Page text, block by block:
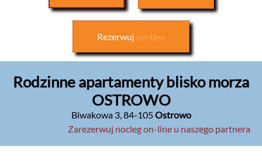
Rezerwuj on-line
Rodzinne apartamenty blisko morza
OSTROWO
Biwakowa 3,84-105Ostrowo
Zarezerwuj nocleg on-line u naszego partnera